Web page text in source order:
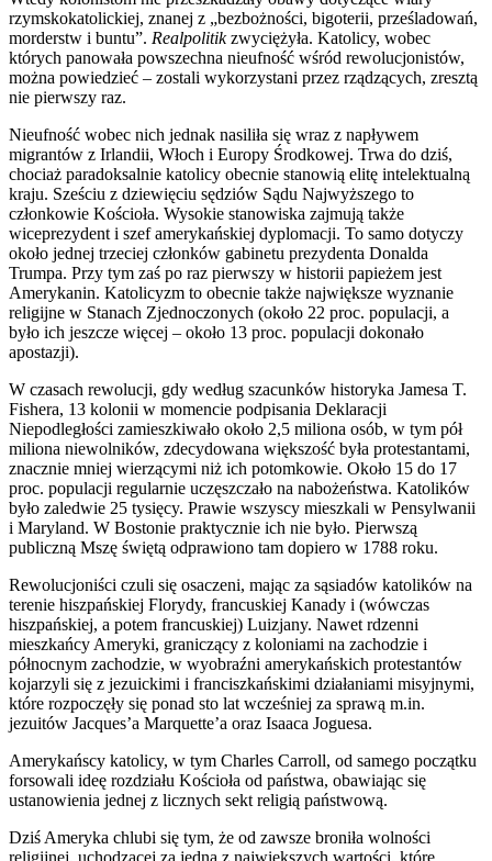
rzymskokatolickiej, znanej z „bezbożności, bigoterii, prześladowań,
morderstw i buntu”. Realpolitikzwyciężyła. Katolicy, wobec
których panowała powszechna nieufność wśród rewolucjonistów,
można powiedzieć – zostali wykorzystani przez rządzących, zresztą
nie pierwszy raz.
Nieufność wobec nich jednak nasiliła się wraz z napływem
migrantów z Irlandii, Włoch i Europy Środkowej. Trwa do dziś,
chociaż paradoksalnie katolicy obecnie stanowią elitę intelektualną
kraju. Sześciu z dziewięciu sędziów Sądu Najwyższego to
członkowie Kościoła. Wysokie stanowiska zajmują także
wiceprezydent i szef amerykańskiej dyplomacji. To samo dotyczy
około jednej trzeciej członków gabinetu prezydenta Donalda
Trumpa. Przy tym zaś po raz pierwszy w historii papieżem jest
Amerykanin. Katolicyzm to obecnie także największe wyznanie
religijne w Stanach Zjednoczonych (około 22 proc. populacji, a
było ich jeszcze więcej – około 13 proc. populacji dokonało
apostazji).
W czasach rewolucji, gdy według szacunków historyka Jamesa T.
Fishera, 13 kolonii w momencie podpisania Deklaracji
Niepodległości zamieszkiwało około 2,5 miliona osób, w tym pół
miliona niewolników, zdecydowana większość była protestantami,
znacznie mniej wierzącymi niż ich potomkowie. Około 15 do 17
proc. populacji regularnie uczęszczało na nabożeństwa. Katolików
było zaledwie 25 tysięcy. Prawie wszyscy mieszkali w Pensylwanii
i Maryland. W Bostonie praktycznie ich nie było. Pierwszą
publiczną Mszę świętą odprawiono tam dopiero w 1788 roku.
Rewolucjoniści czuli się osaczeni, mając za sąsiadów katolików na
terenie hiszpańskiej Florydy, francuskiej Kanady i (wówczas
hiszpańskiej, a potem francuskiej) Luizjany. Nawet rdzenni
mieszkańcy Ameryki, graniczący z koloniami na zachodzie i
północnym zachodzie, w wyobraźni amerykańskich protestantów
kojarzyli się z jezuickimi i franciszkańskimi działaniami misyjnymi,
które rozpoczęły się ponad sto lat wcześniej za sprawą m.in.
jezuitów Jacques’a Marquette’a oraz Isaaca Joguesa.
Amerykańscy katolicy, w tym Charles Carroll, od samego początku
forsowali ideę rozdziału Kościoła od państwa, obawiając się
ustanowienia jednej z licznych sekt religią państwową.
Dziś Ameryka chlubi się tym, że od zawsze broniła wolności
religijnej, uchodzącej za jedną z największych wartości, które